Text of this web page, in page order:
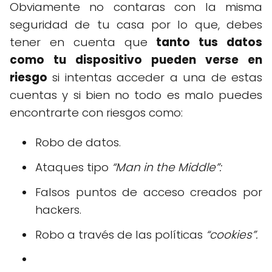
Obviamente no contaras con la misma
seguridad de tu casa por lo que, debes
tener en cuenta que tanto tus datos
como tu dispositivo pueden verse en
riesgo si intentas acceder a una de estas
cuentas y si bien no todo es malo puedes
encontrarte con riesgos como:
Robo de datos.
Ataques tipo “Man in the Middle”:
Falsos puntos de acceso creados por
hackers.
Robo a través de las políticas “cookies”.